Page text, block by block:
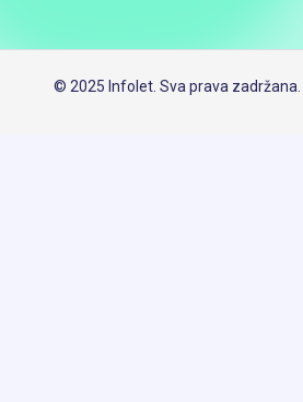
© 2025 Infolet. Sva prava zadržana. |